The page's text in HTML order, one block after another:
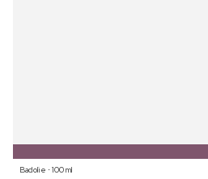
Badolie ⋅ 100 ml